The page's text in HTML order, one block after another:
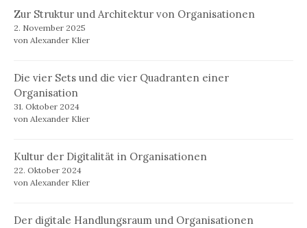
Zur Struktur und Architektur von Organisationen
2. November 2025
von Alexander Klier
Die vier Sets und die vier Quadranten einer
Organisation
31. Oktober 2024
von Alexander Klier
Kultur der Digitalität in Organisationen
22. Oktober 2024
von Alexander Klier
Der digitale Handlungsraum und Organisationen